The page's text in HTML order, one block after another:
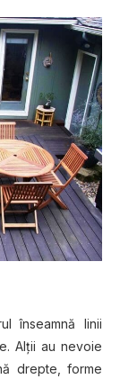
înseamnă linii
Alţii au nevoie
drepte, forme